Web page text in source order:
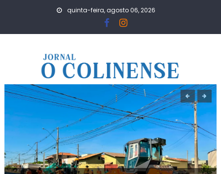
quinta-feira, agosto 06, 2026